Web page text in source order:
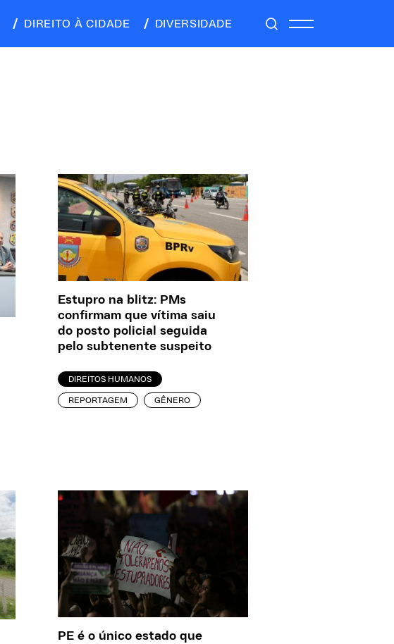
DIREITO À CIDADE DIVERSIDADE
Estupro na blitz: PMs
confirmam que vítima saiu
do posto policial seguida
pelo subtenente suspeito
DIREITOS HUMANOS
REPORTAGEM GÊNERO
PE é o único estado que